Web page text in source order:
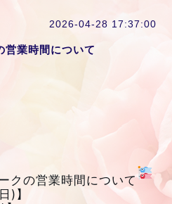
2026-04-28 17:37:00
営業時間について
クの営業時間について
)】